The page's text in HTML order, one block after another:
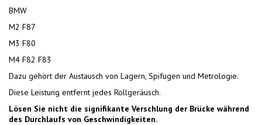
BMW
M2 F87
M3 F80
M4 F82 F83
Dazu gehört der Austausch von Lagern, Spifugen und Metrologie.
Diese Leistung entfernt jedes Rollgeräusch.
Lösen Sie nicht die signifikante Verschlung der Brücke während
des Durchlaufs von Geschwindigkeiten.